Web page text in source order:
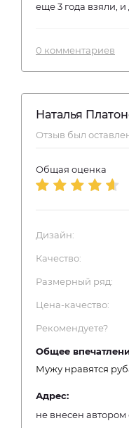
еще 3 года взяли, и
0 комментариев
Наталья
Общая оценка
Дизайн:
Качество:
Размерный ряд:
Цена-качество:
Рекомендуете?
Общее
Мужу нравятся
Адрес:
не внесен автором